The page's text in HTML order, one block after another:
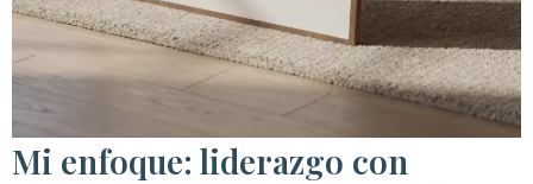
Mi enfoque: liderazgo con